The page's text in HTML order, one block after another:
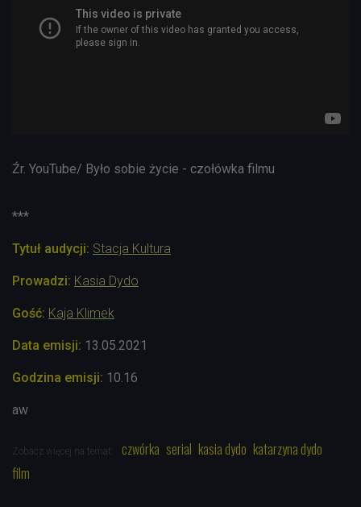
Źr. YouTube/ Było sobie życie - czołówka filmu
***
Tytuł audycji: Stacja Kultura
Prowadzi: Kasia Dydo
Gość: Kaja Klimek
Data emisji: 13.05.2021
Godzina emisji: 10.16
aw
Zobacz więcej na temat: czwórka serial kasia dydo katarzyna dydo
film